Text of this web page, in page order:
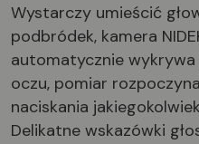
Wystarczy umieścić
podbródek, kamera
automatycznie wykrywa
oczu, pomiar
naciskania
Delikatne wskazówki